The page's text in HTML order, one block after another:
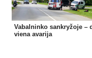
Vabalninko sankryžoje –
viena avarija